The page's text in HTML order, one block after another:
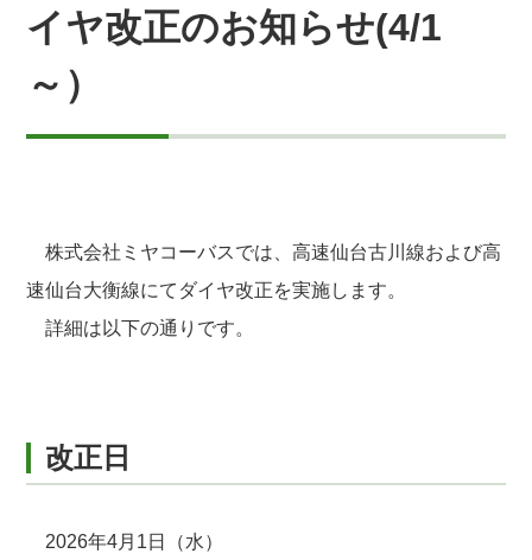
イヤ改正のお知らせ(4/1
～）
株式会社ミヤコーバスでは、高速仙台古川線および高
速仙台大衡線にてダイヤ改正を実施します。
詳細は以下の通りです。
改正日
2026年4月1日（水）